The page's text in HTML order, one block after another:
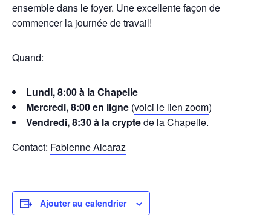
ensemble dans le foyer. Une excellente façon de
commencer la journée de travail!
Quand:
Lundi, 8:00 à la Chapelle
Mercredi, 8:00 en ligne (voici le lien zoom)
Vendredi, 8:30 à la cryptede la Chapelle.
Contact: Fabienne Alcaraz
Ajouter au calendrier